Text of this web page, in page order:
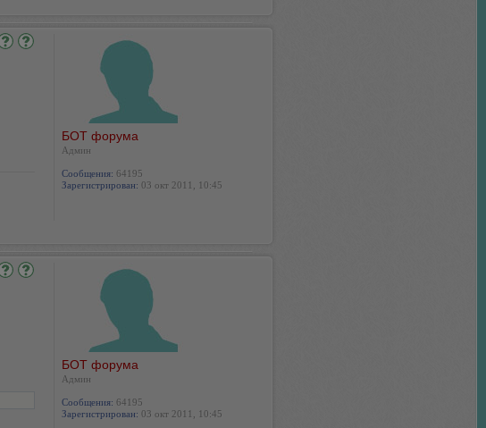
БОТ форума
Админ
Сообщения: 64195
Зарегистрирован: 03 окт 2011, 10:45
БОТ форума
Админ
Сообщения: 64195
Зарегистрирован: 03 окт 2011, 10:45